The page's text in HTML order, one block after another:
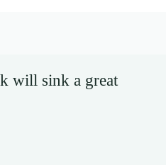
will sink a great